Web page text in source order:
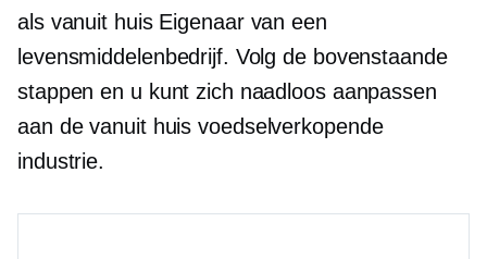
als vanuit huisEigenaar van een
levensmiddelenbedrijf. Volg de bovenstaande
stappen en u kunt zich naadloos aanpassen
aan devanuit huis voedselverkopende
industrie.